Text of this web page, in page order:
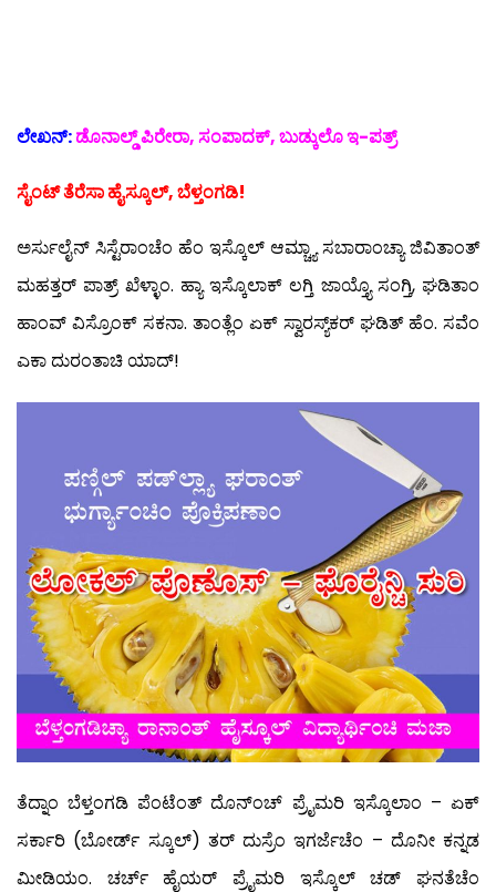
ಲೇಖನ್:ಡೊನಾಲ್ಡ್ ಪಿರೇರಾ, ಸಂಪಾದಕ್, ಬುಡ್ಕುಲೊ ಇ-ಪತ್ರ್
ಸೈಂಟ್ ತೆರೆಸಾ ಹೈಸ್ಕೂಲ್, ಬೆಳ್ತಂಗಡಿ!
ಅರ್ಸುಲೈನ್ ಸಿಸ್ಟೆರಾಂಚೆಂ ಹೆಂ ಇಸ್ಕೊಲ್ ಆಮ್ಚ್ಯಾ ಸಬಾರಾಂಚ್ಯಾ ಜಿವಿತಾಂತ್
ಮಹತ್ತರ್ ಪಾತ್ರ್ ಖೆಳ್ಳಾಂ. ಹ್ಯಾ ಇಸ್ಕೊಲಾಕ್ ಲಗ್ತಿ ಜಾಯ್ತ್ಯೊ ಸಂಗ್ತಿ, ಘಡಿತಾಂ
ಹಾಂವ್ ವಿಸ್ರೊಂಕ್ ಸಕನಾ. ತಾಂತ್ಲೆಂ ಏಕ್ ಸ್ವಾರಸ್ಯ್‌ಕರ್ ಘಡಿತ್ ಹೆಂ. ಸವೆಂ
ಎಕಾ ದುರಂತಾಚಿ ಯಾದ್!
ತೆದ್ನಾಂ ಬೆಳ್ತಂಗಡಿ ಪೆಂಟೆಂತ್ ದೊನ್‍ಂಚ್ ಪ್ರೈಮರಿ ಇಸ್ಕೊಲಾಂ – ಏಕ್
ಸರ್ಕಾರಿ (ಬೋರ್ಡ್ ಸ್ಕೂಲ್) ತರ್ ದುಸ್ರೆಂ ಇಗರ್ಜೆಚೆಂ – ದೊನೀ ಕನ್ನಡ
ಮೀಡಿಯಂ. ಚರ್ಚ್ ಹೈಯರ್ ಪ್ರೈಮರಿ ಇಸ್ಕೊಲ್ ಚಡ್ ಘನತೆಚೆಂ